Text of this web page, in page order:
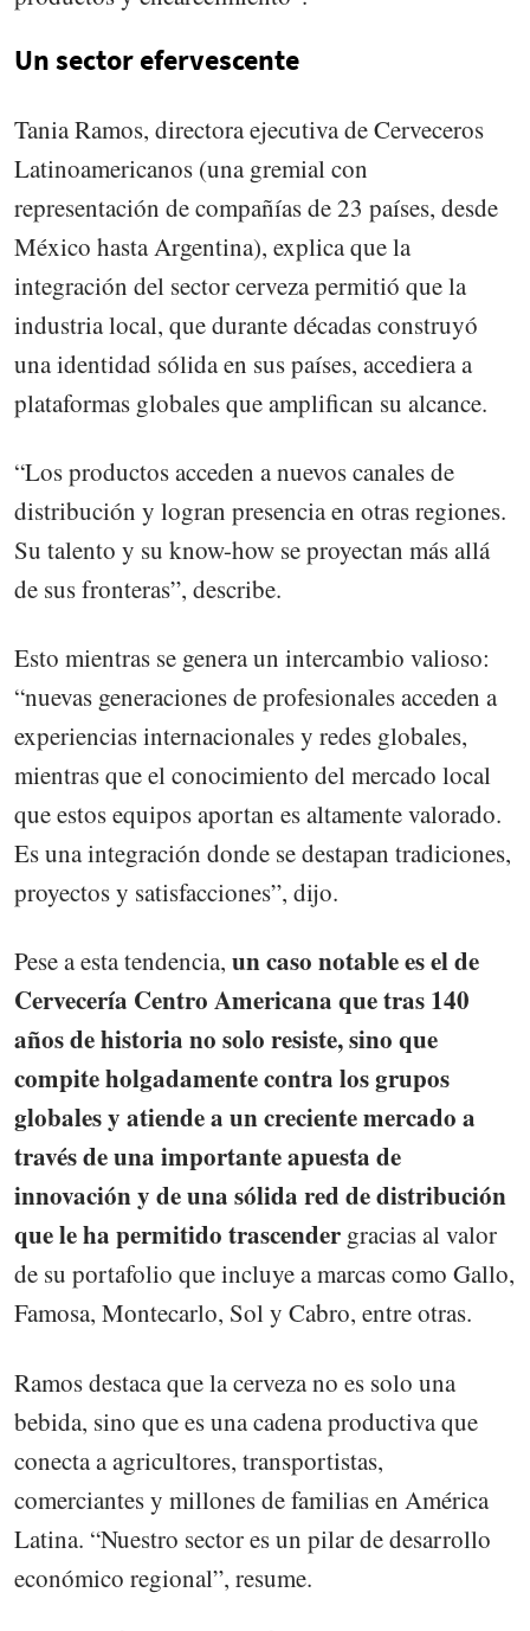
Un sector efervescente
Tania Ramos, directora ejecutiva de Cerveceros
Latinoamericanos (una gremial con
representación de compañías de 23 países, desde
México hasta Argentina), explica que la
integración del sector cerveza permitió que la
industria local, que durante décadas construyó
una identidad sólida en sus países, accediera a
plataformas globales que amplifican su alcance.
“Los productos acceden a nuevos canales de
distribución y logran presencia en otras regiones.
Su talento y su know-how se proyectan más allá
de sus fronteras”, describe.
Esto mientras se genera un intercambio valioso:
“nuevas generaciones de profesionales acceden a
experiencias internacionales y redes globales,
mientras que el conocimiento del mercado local
que estos equipos aportan es altamente valorado.
Es una integración donde se destapan tradiciones,
proyectos y satisfacciones”, dijo.
Pese a esta tendencia, un caso notable es el de
Cervecería Centro Americana que tras 140
años de historia no solo resiste, sino que
compite holgadamente contra los grupos
globales y atiende a un creciente mercado a
través de una importante apuesta de
innovación y de una sólida red de distribución
que le ha permitido trascender gracias al valor
de su portafolio que incluye a marcas como Gallo,
Famosa, Montecarlo, Sol y Cabro, entre otras.
Ramos destaca que la cerveza no es solo una
bebida, sino que es una cadena productiva que
conecta a agricultores, transportistas,
comerciantes y millones de familias en América
Latina. “Nuestro sector es un pilar de desarrollo
económico regional”, resume.